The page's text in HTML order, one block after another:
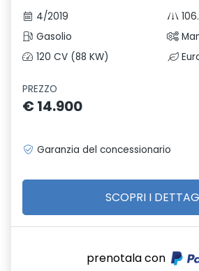
4/2019
Gasolio
120 CV (88 KW)
PREZZO
€ 14.900
Garanzia del concessionario
SCOPRI I
prenotala con